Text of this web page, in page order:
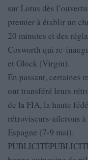
sur Lotus dès
premier à établir un
20 minutes et des
Cosworth qui re-
et Glock (Virgin).
En passant, certaines
ont transféré leurs
de la FIA, la haute
rétroviseurs-ailerons
Espagne (7-9 mai).